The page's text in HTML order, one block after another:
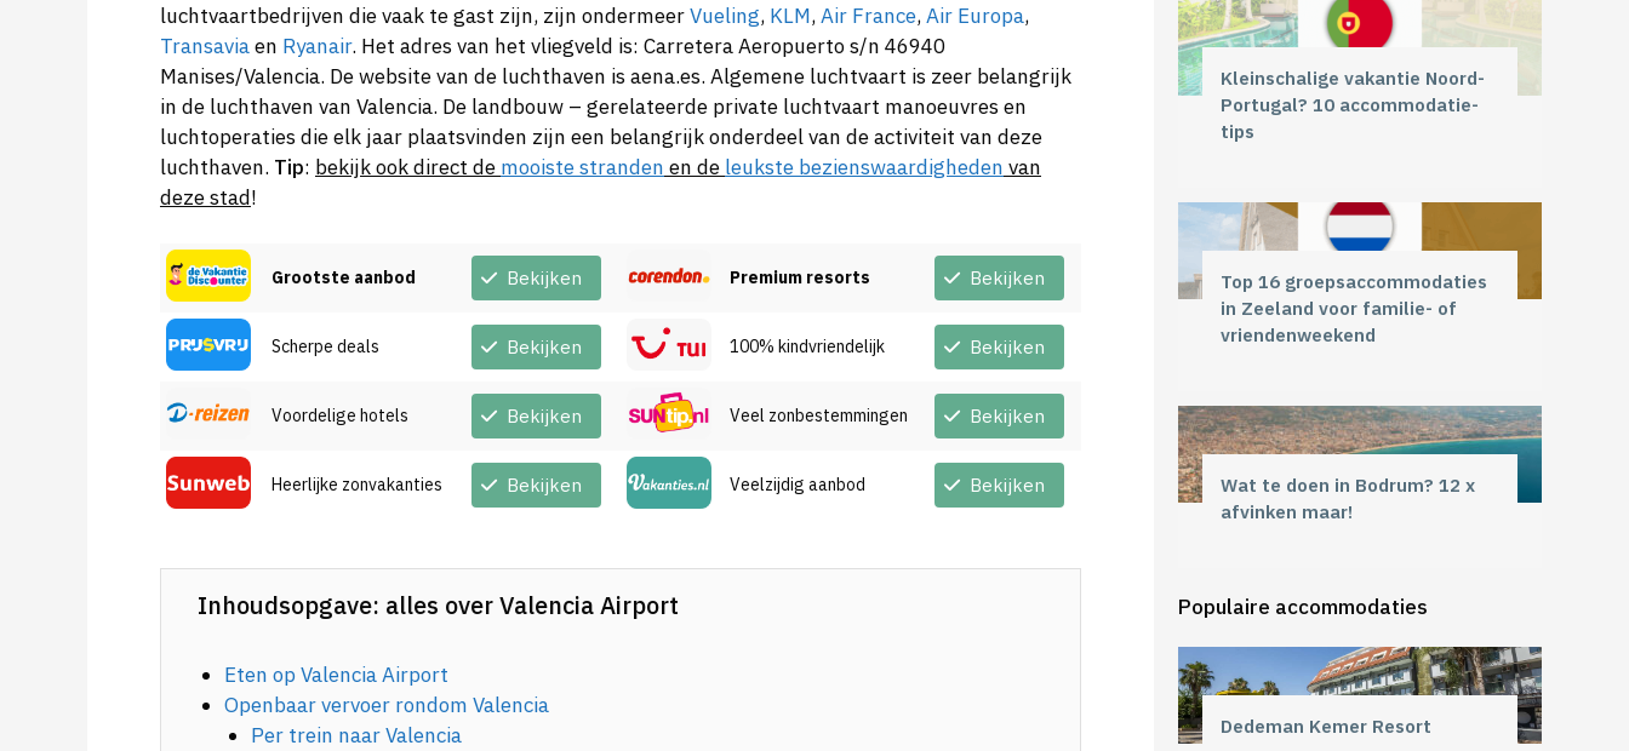
luchtvaartbedrijven die vaak te gast zijn, zijn ondermeerVueling, KLM,Air France,Air Europa,
Transaviaen Ryanair. Het adres van het vliegveld is: Carretera Aeropuerto s/n 46940
Manises/Valencia. De website van de luchthaven is aena.es. Algemene luchtvaart is zeer belangrijk
in de luchthaven van Valencia. De landbouw – gerelateerde private luchtvaart manoeuvres en
luchtoperaties die elk jaar plaatsvinden zijn een belangrijk onderdeel van de activiteit van deze
luchthaven. Tip: bekijk ook direct de mooiste stranden en de leukste bezienswaardigheden van
deze stad!
Grootste aanbod Bekijken
Scherpe deals Bekijken
Voordelige hotels Bekijken
Heerlijke zonvakanties Bekijken
Premium resorts Bekijken
100% kindvriendelijk Bekijken
Veel zonbestemmingen Bekijken
Veelzijdig aanbod Bekijken
Inhoudsopgave: alles over Valencia Airport
Eten op Valencia Airport
Openbaar vervoer rondom Valencia
Per trein naar Valencia
Kleinschalige vakantie Noord-
Portugal? 10 accommodatie-
tips
Top 16 groepsaccommodaties
in Zeeland voor familie- of
vriendenweekend
Wat te doen in Bodrum? 12 x
afvinken maar!
Populaire accommodaties
Dedeman Kemer Resort